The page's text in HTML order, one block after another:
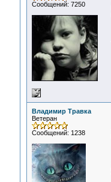
Сообщений: 7250
Владимир Травка
Ветеран
Сообщений: 1238